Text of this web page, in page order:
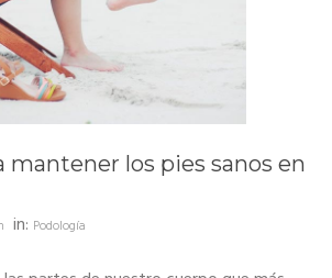
mantener los pies sanos en
in: Podología